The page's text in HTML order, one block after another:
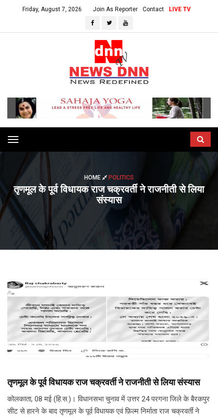
Friday, August 7, 2026 Join As Reporter Contact LIVE TV
Toggle
navigation
HOME POLITICS
तृणमूल के पूर्व विधायक राज चक्रवर्ती ने राजनीती से लिया
संस्यास
तृणमूल के पूर्व विधायक राज चक्रवर्ती ने राजनीती से लिया संस्यास
कोलकाता, 08 मई (हि.स.)। विधानसभा चुनाव में उत्तर 24 परगना जिले के बैरकपुर
सीट से हारने के बाद तृणमूल के पूर्व विधायक एवं फ़िल्म निर्माता राज चक्रवर्ती ने